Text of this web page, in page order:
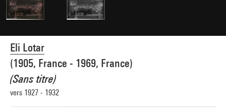
Eli Lotar
(1905, France - 1969, France)
(Sans titre)
vers 1927 - 1932
Image presentation :
GrandPalaisRmnPhoto